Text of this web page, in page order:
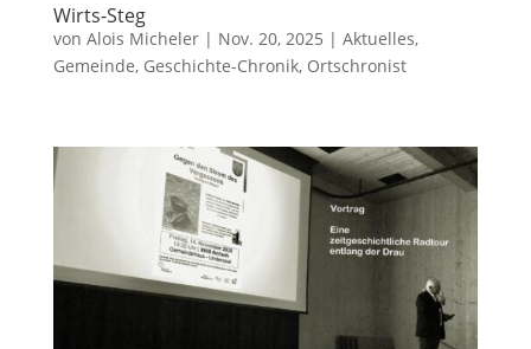
Wirts-Steg
von Alois Micheler| Nov. 20, 2025 | Aktuelles,
Gemeinde, Geschichte-Chronik, Ortschronist